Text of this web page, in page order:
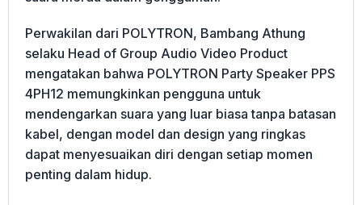
Perwakilan dari POLYTRON, Bambang Athung
selaku Head of Group Audio Video Product
mengatakan bahwa POLYTRON Party Speaker PPS
4PH12 memungkinkan pengguna untuk
mendengarkan suara yang luar biasa tanpa batasan
kabel, dengan model dan design yang ringkas
dapat menyesuaikan diri dengan setiap momen
penting dalam hidup.